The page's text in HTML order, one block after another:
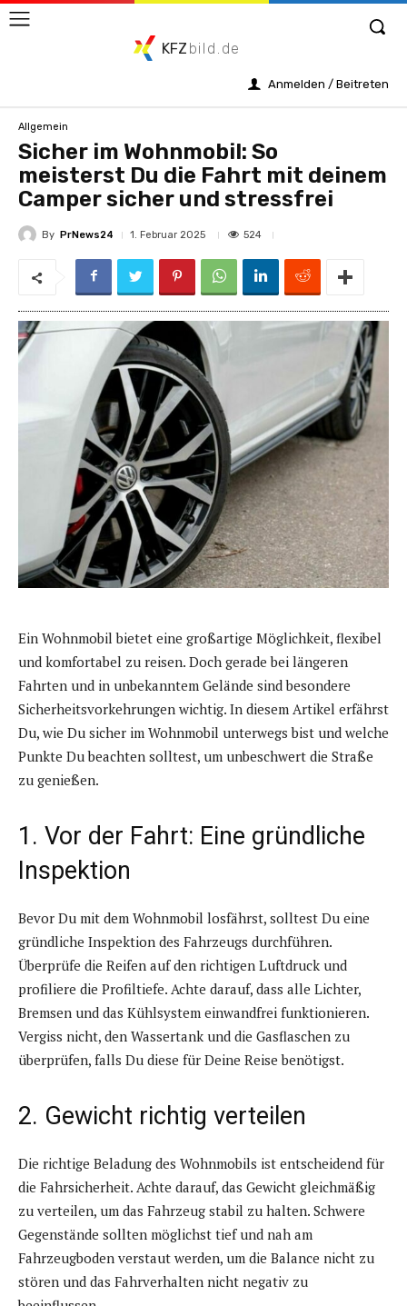
KFZ bild.de
Anmelden / Beitreten
Allgemein
Sicher im Wohnmobil: So
meisterst Du die Fahrt mit deinem
Camper sicher und stressfrei
By PrNews24 1. Februar 2025 524
Ein Wohnmobil bietet eine großartige Möglichkeit, flexibel
und komfortabel zu reisen. Doch gerade bei längeren
Fahrten und in unbekanntem Gelände sind besondere
Sicherheitsvorkehrungen wichtig. In diesem Artikel erfährst
Du, wie Du sicher im Wohnmobil unterwegs bist und welche
Punkte Du beachten solltest, um unbeschwert die Straße
zu genießen.
1. Vor der Fahrt: Eine gründliche
Inspektion
Bevor Du mit dem Wohnmobil losfährst, solltest Du eine
gründliche Inspektion des Fahrzeugs durchführen.
Überprüfe die Reifen auf den richtigen Luftdruck und
profiliere die Profiltiefe. Achte darauf, dass alle Lichter,
Bremsen und das Kühlsystem einwandfrei funktionieren.
Vergiss nicht, den Wassertank und die Gasflaschen zu
überprüfen, falls Du diese für Deine Reise benötigst.
2. Gewicht richtig verteilen
Die richtige Beladung des Wohnmobils ist entscheidend für
die Fahrsicherheit. Achte darauf, das Gewicht gleichmäßig
zu verteilen, um das Fahrzeug stabil zu halten. Schwere
Gegenstände sollten möglichst tief und nah am
Fahrzeugboden verstaut werden, um die Balance nicht zu
stören und das Fahrverhalten nicht negativ zu